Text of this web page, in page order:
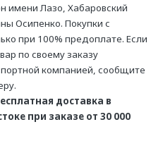
имени Лазо, Хабаровский
Осипенко. Покупки с
при 100% предоплате. Если
по своему заказу
компанией, сообщите
доставка в
при заказе от 30 000